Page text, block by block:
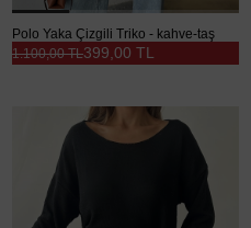
Polo Yaka Çizgili Triko - kahve-taş
399,00 TL
1.100,00 TL